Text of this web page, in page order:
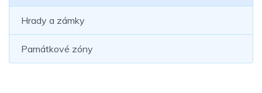
Hrady a zámky
Památkové zóny